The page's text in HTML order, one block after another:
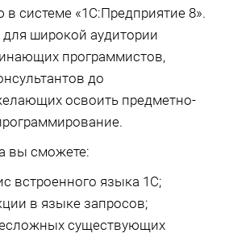
системе «1С:Предприятие 8».
широкой аудитории
программистов,
до
освоить предметно-
вы сможете:
встроенного языка 1С;
в языке запросов;
существующих